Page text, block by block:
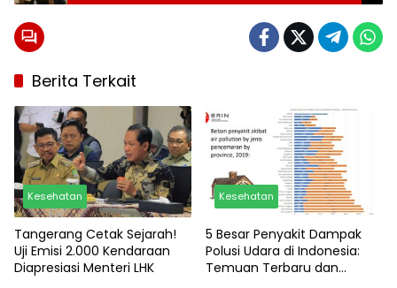
Berita Terkait
Kesehatan
Tangerang Cetak Sejarah!
Uji Emisi 2.000 Kendaraan
Diapresiasi Menteri LHK
Kesehatan
5 Besar Penyakit Dampak
Polusi Udara di Indonesia:
Temuan Terbaru dan